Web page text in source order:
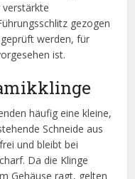
gezogen
werden, für
ist.
häufig eine kleine,
Schneide aus
und bleibt bei
Da die Klinge
Gehäuse ragt, gelten